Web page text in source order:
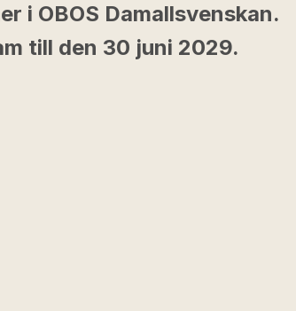
i OBOS Damallsvenskan.
till den 30 juni 2029.